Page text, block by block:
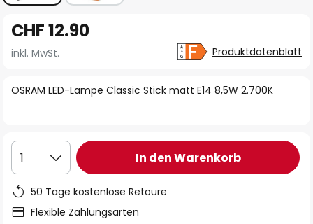
Anfang
der
springen
OSRAM LED-Lampe Classic Stick matt E14 8,5W 2.700K
CHF 12.90
inkl. MwSt. Produktdatenblatt
1 In den Warenkorb
50 Tage kostenlose Retoure
Flexible Zahlungsarten